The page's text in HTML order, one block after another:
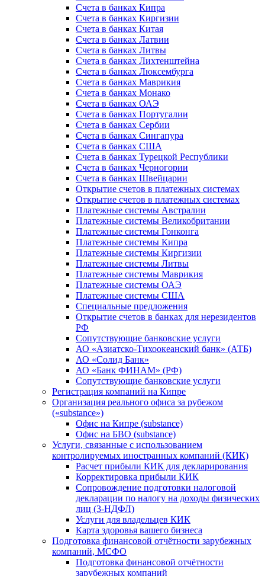
Счета в банках Кипра
Счета в банках Киргизии
Счета в банках Китая
Счета в банках Латвии
Счета в банках Литвы
Счета в банках Лихтенштейна
Счета в банках Люксембурга
Счета в банках Маврикия
Счета в банках Монако
Счета в банках ОАЭ
Счета в банках Португалии
Счета в банках Сербии
Счета в банках Сингапура
Счета в банках США
Счета в банках Турецкой Республики
Счета в банках Черногории
Счета в банках Швейцарии
Открытие счетов в платежных системах
Открытие счетов в платежных системах
Платежные системы Австралии
Платежные системы Великобритании
Платежные системы Гонконга
Платежные системы Кипра
Платежные системы Киргизии
Платежные системы Литвы
Платежные системы Маврикия
Платежные системы ОАЭ
Платежные системы США
Специальные предложения
Открытие счетов в банках для нерезидентов
РФ
Сопутствующие банковские услуги
АО «Азиатско-Тихоокеанский банк» (АТБ)
АО «Солид Банк»
АО «Банк ФИНАМ» (РФ)
Сопутствующие банковские услуги
Регистрация компаний на Кипре
Организация реального офиса за рубежом
(«substance»)
Офис на Кипре (substance)
Офис на БВО (substance)
Услуги, связанные с использованием
контролируемых иностранных компаний (КИК)
Расчет прибыли КИК для декларирования
Корректировка прибыли КИК
Сопровождение подготовки налоговой
декларации по налогу на доходы физических
лиц (3-НДФЛ)
Услуги для владельцев КИК
Карта здоровья вашего бизнеса
Подготовка финансовой отчётности зарубежных
компаний, МСФО
Подготовка финансовой отчётности
зарубежных компаний